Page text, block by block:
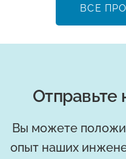
ВСЕ
Отправьте
Вы можете
опыт наших